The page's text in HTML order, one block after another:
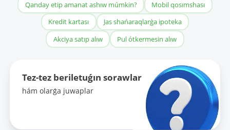
Qanday etip amanat ashıw múmkin?
Mobil qosımshası
Kredit kartası
Jas shańaraqlarǵa ipoteka
Akciya satıp alıw
Pul ótkermesin alıw
Tez-tez beriletuǵın sorawlar
hám olarǵa juwaplar